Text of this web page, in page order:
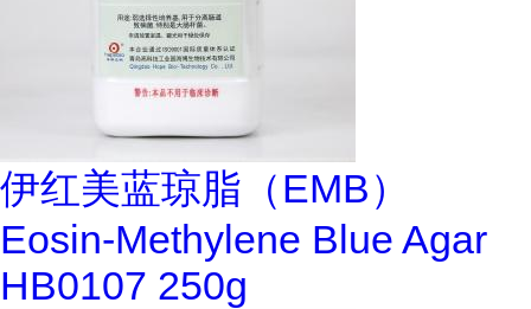
伊红美蓝琼脂（EMB）
Eosin-Methylene Blue Agar
HB0107 250g